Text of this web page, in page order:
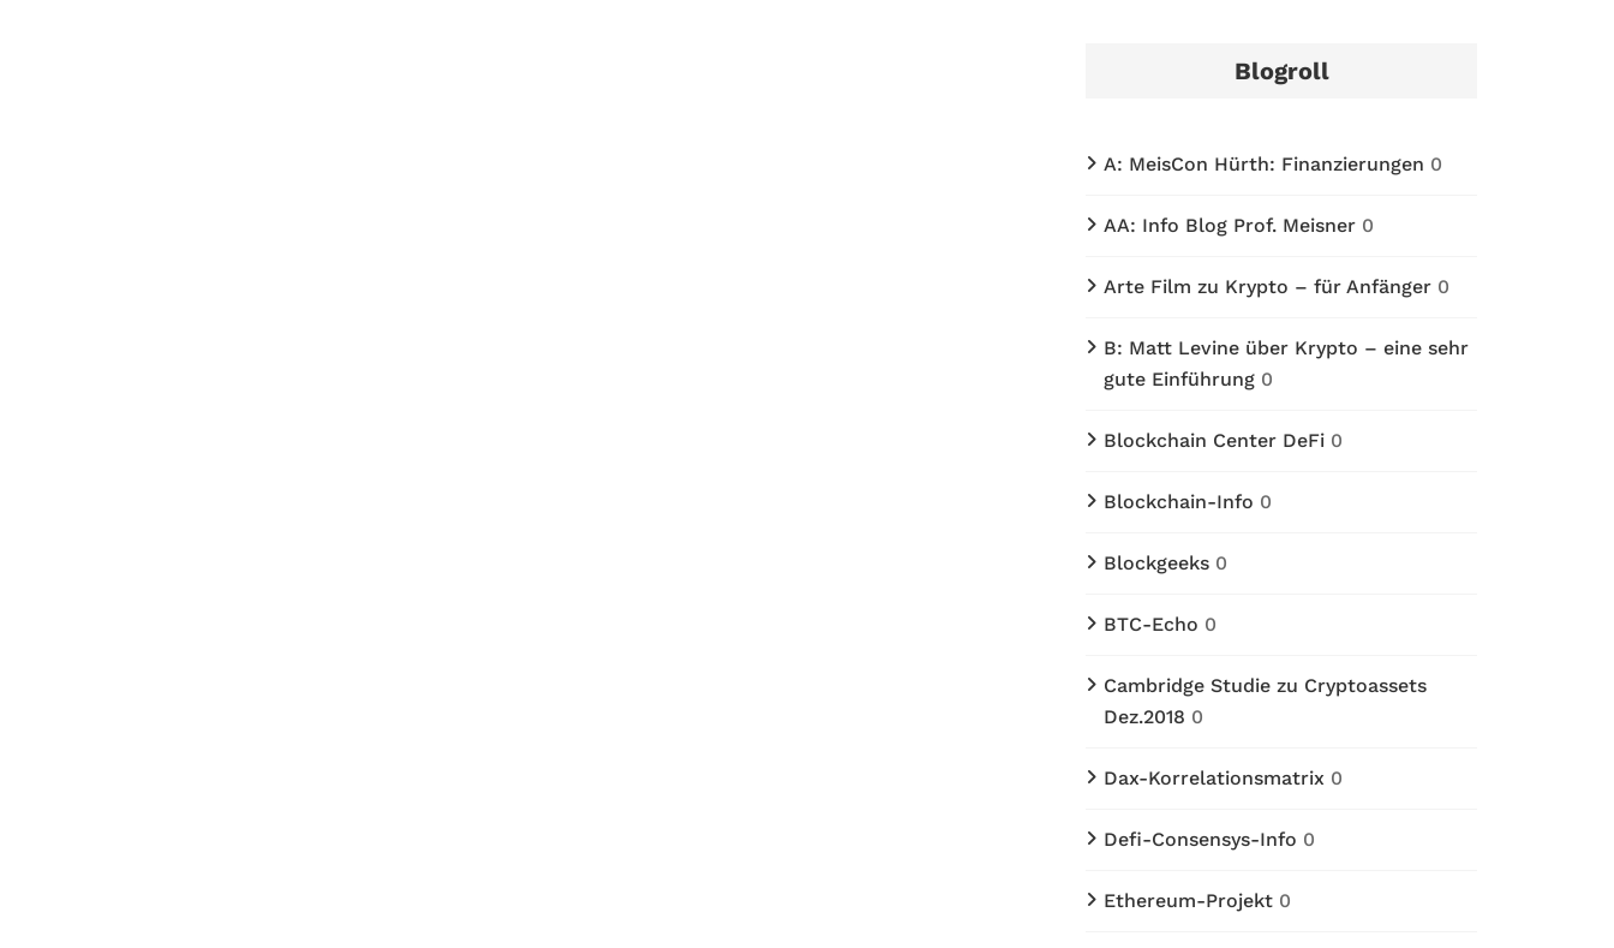
Blogroll
A: MeisCon Hürth: Finanzierungen 0
AA: Info Blog Prof. Meisner 0
Arte Film zu Krypto – für Anfänger 0
B: Matt Levine über Krypto – eine sehr
gute Einführung 0
Blockchain Center DeFi 0
Blockchain-Info 0
Blockgeeks 0
BTC-Echo 0
Cambridge Studie zu Cryptoassets
Dez.2018 0
Dax-Korrelationsmatrix 0
Defi-Consensys-Info 0
Ethereum-Projekt 0